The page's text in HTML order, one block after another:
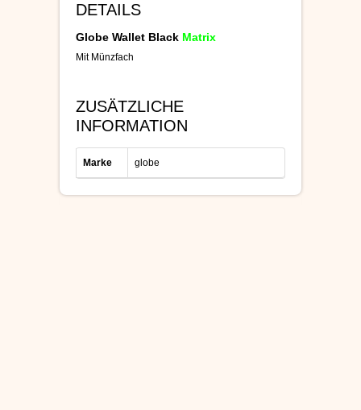
DETAILS
Globe Wallet Black Matrix
Mit Münzfach
ZUSÄTZLICHE
INFORMATION
Marke globe